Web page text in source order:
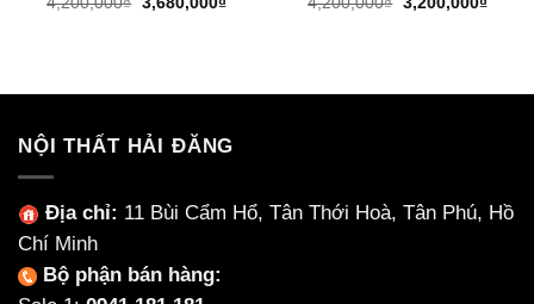
NỘI THẤT HẢI ĐĂNG
Địa chỉ: 11 Bùi Cẩm Hổ, Tân Thới Hoà, Tân Phú, Hồ
Chí Minh
Bộ phận bán hàng: